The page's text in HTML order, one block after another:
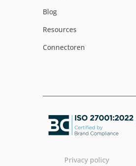
Blog
Resources
Connectoren
Privacy policy